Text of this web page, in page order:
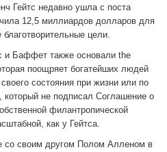
Гейтс недавно ушла с поста
12,5 миллиардов долларов для
цели.
и Баффет также основали the
поощряет богатейших людей
состояния при жизни или по
не подписал Соглашение о
филантропической
как у Гейтса.
со своим другом Полом Алленом в